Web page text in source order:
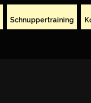
Schnuppertraining